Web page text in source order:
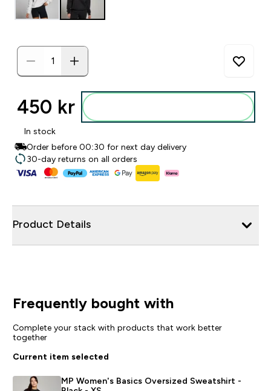
450 kr‎
In stock
Order before 00:30 for next day delivery
30-day returns on all orders
Product Details
Frequently bought with
Complete your stack with products that work better
together
Current item selected
MP Women's Basics Oversized Sweatshirt -